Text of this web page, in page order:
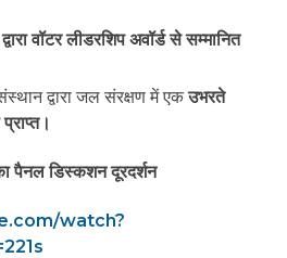
वॉटर लीडरशिप अवॉर्ड से सम्मानित
द्वारा जल संरक्षण में एकउभरते
पैनल डिस्कशन दूरदर्शन
watch?